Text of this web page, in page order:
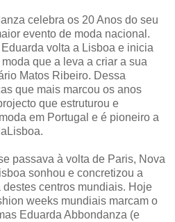
celebra os 20 Anos do seu
evento de moda nacional.
volta a Lisboa e inicia
que a leva a criar a sua
Matos Ribeiro. Dessa
que mais marcou os anos
que estruturou e
em Portugal e é pioneiro a
passava à volta de Paris, Nova
sonhou e concretizou a
centros mundiais. Hoje
weeks mundiais marcam o
Eduarda Abbondanza (e